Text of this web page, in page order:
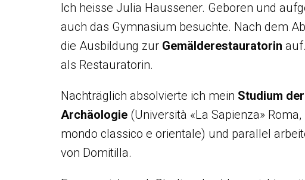
Ich heisse Julia Haussener. Geboren und
auch das Gymnasium besuchte. Nach dem
die Ausbildung zur Gemälderestauratorin
als Restauratorin.
Nachträglich absolvierte ich mein Studium
Archäologie (Università «La Sapienza»
mondo classico e orientale) und parallel
von Domitilla.